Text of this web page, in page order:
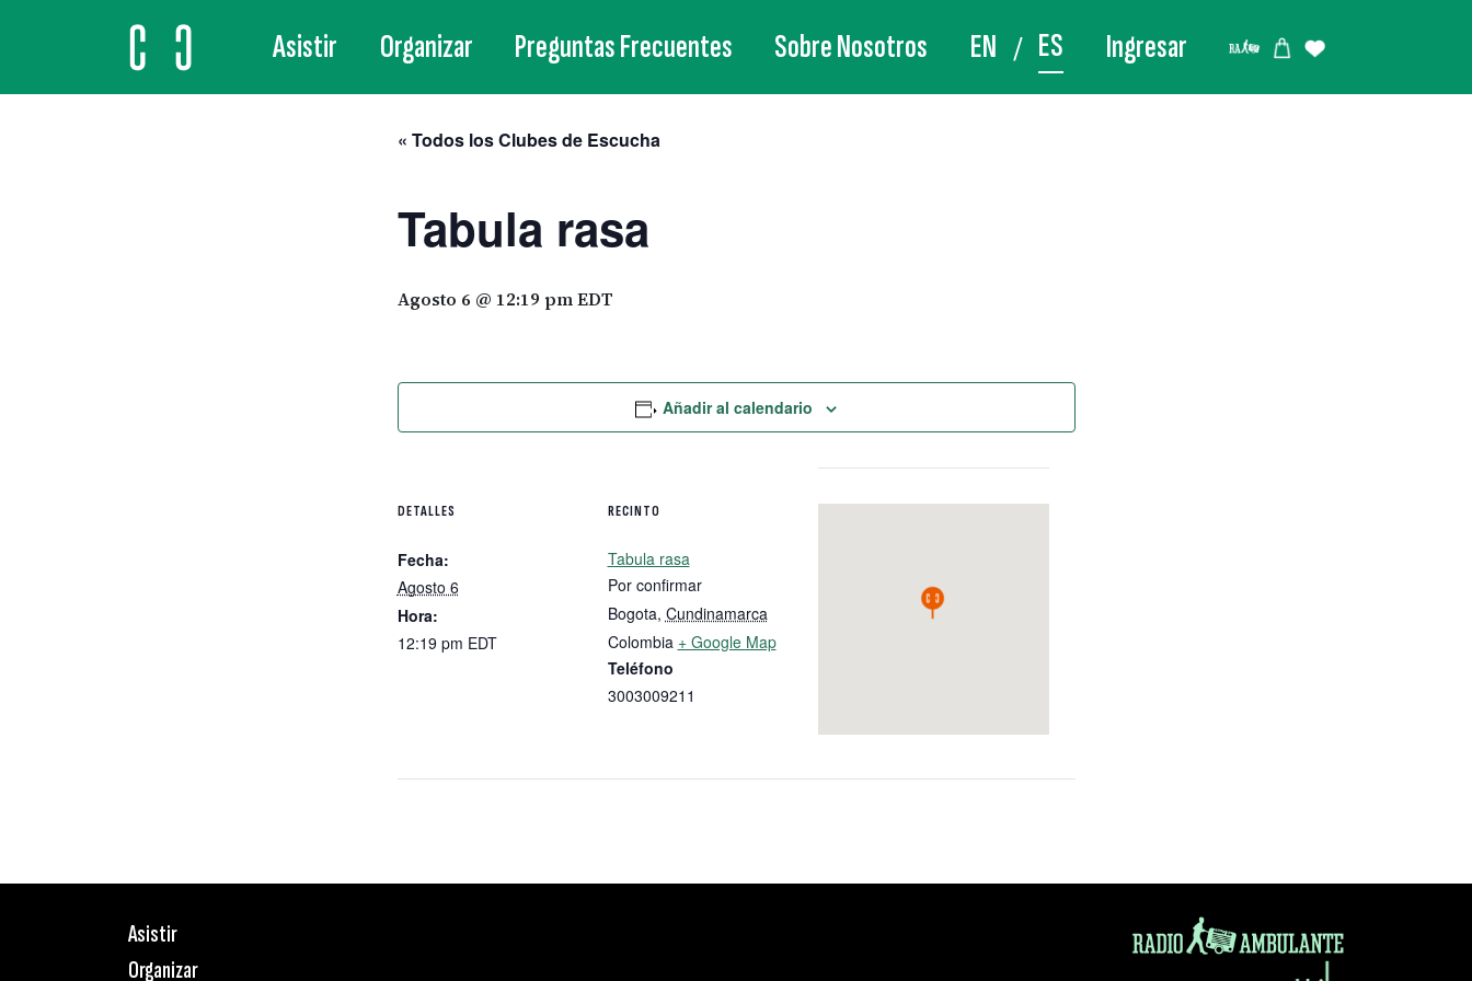
MAIN NAVIGATION
Asistir Organizar Preguntas Frecuentes Sobre Nosotros EN ES Ingresar
« Todos los Clubes de Escucha
Tabula rasa
Agosto 6 @ 12:19 pm EDT
Añadir al calendario
DETALLES
Fecha:
Agosto 6
Hora:
12:19 pm EDT
RECINTO
Tabula rasa
Por confirmar
Bogota, Cundinamarca
Colombia + Google Map
Teléfono
3003009211
Asistir
Organizar